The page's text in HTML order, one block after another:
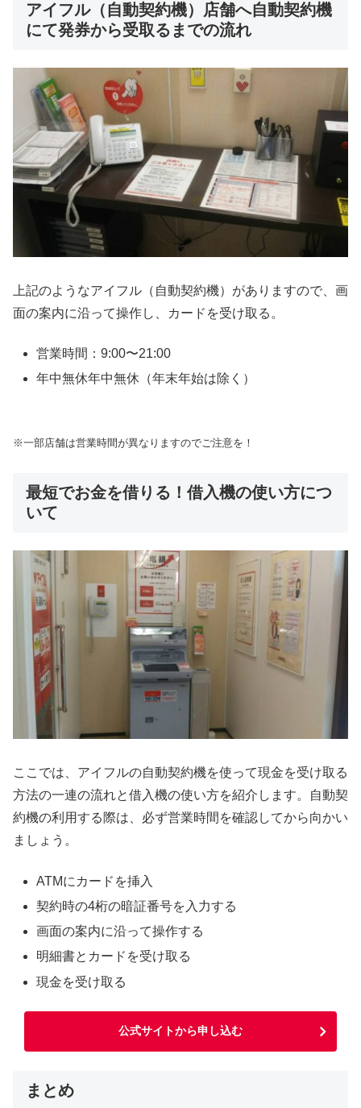
アイフル（自動契約機）店舗へ自動契約機
にて発券から受取るまでの流れ
上記のようなアイフル（自動契約機）がありますので、画
面の案内に沿って操作し、カードを受け取る。
営業時間：9:00〜21:00
年中無休年中無休（年末年始は除く）
※一部店舗は営業時間が異なりますのでご注意を！
最短でお金を借りる！借入機の使い方につ
いて
ここでは、アイフルの自動契約機を使って現金を受け取る
方法の一連の流れと借入機の使い方を紹介します。自動契
約機の利用する際は、必ず営業時間を確認してから向かい
ましょう。
ATMにカードを挿入
契約時の4桁の暗証番号を入力する
画面の案内に沿って操作する
明細書とカードを受け取る
現金を受け取る
公式サイトから申し込む
まとめ